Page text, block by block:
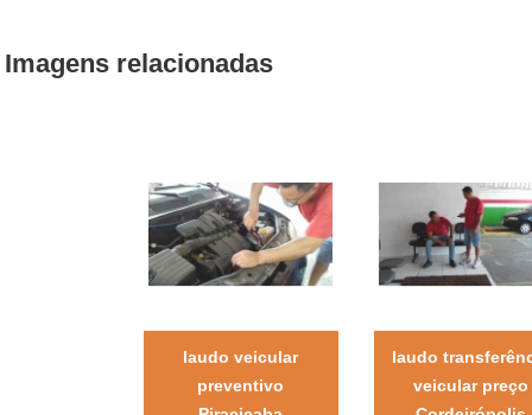
Imagens relacionadas
laudo veicular
preventivo
laudo
veicular preço